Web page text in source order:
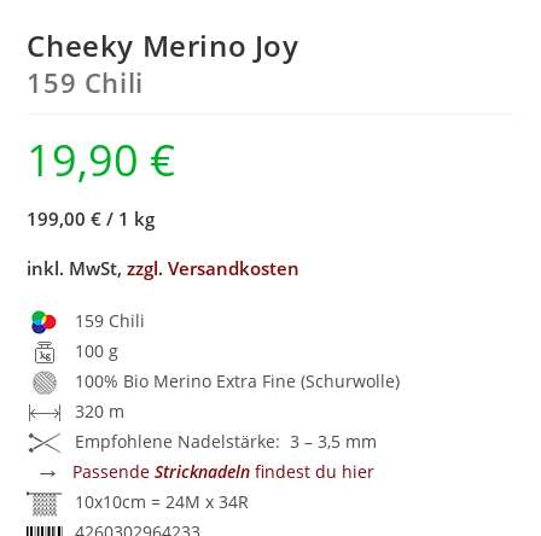
Cheeky Merino Joy
159 Chili
19,90 €
199,00 € / 1 kg
inkl. MwSt,zzgl. Versandkosten
159 Chili
100 g
100% Bio Merino Extra Fine (Schurwolle)
320 m
Empfohlene Nadelstärke: 3 – 3,5 mm
→ PassendeStricknadeln findest du hier
10x10cm = 24M x 34R